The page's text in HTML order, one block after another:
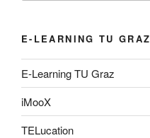
E-LEARNING TU GRAZ
E-Learning TU Graz
iMooX
TELucation